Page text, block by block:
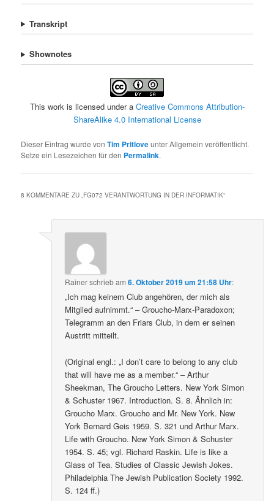
Transkript
Shownotes
This work is licensed under a Creative Commons Attribution-
ShareAlike 4.0 International License
Dieser Eintrag wurde vonTim Pritloveunter Allgemein veröffentlicht.
Setze ein Lesezeichen für den Permalink.
8 KOMMENTARE ZU „FG072 VERANTWORTUNG IN DER INFORMATIK“
Rainerschriebam6. Oktober 2019 um 21:58 Uhr:
„Ich mag keinem Club angehören, der mich als
Mitglied aufnimmt.“ – Groucho-Marx-Paradoxon;
Telegramm an den Friars Club, in dem er seinen
Austritt mitteilt.
(Original engl.: „I don’t care to belong to any club
that will have me as a member.“ – Arthur
Sheekman, The Groucho Letters. New York Simon
& Schuster 1967. Introduction. S. 8. Ähnlich in:
Groucho Marx. Groucho and Mr. New York. New
York Bernard Geis 1959. S. 321 und Arthur Marx.
Life with Groucho. New York Simon & Schuster
1954. S. 45; vgl. Richard Raskin. Life is like a
Glass of Tea. Studies of Classic Jewish Jokes.
Philadelphia The Jewish Publication Society 1992.
S. 124 ff.)